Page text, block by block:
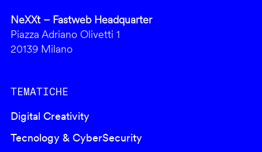
NeXXt – Fastweb Headquarter
Piazza Adriano Olivetti 1
20139 Milano
TEMATICHE
Digital Creativity
Tecnology & CyberSecurity